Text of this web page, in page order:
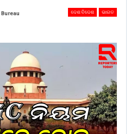
ଦେଶ ବିଦେଶ ଭାରତ